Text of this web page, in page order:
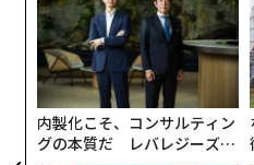
内製化こそ、コンサルティン
グの本質だ レバレジーズが